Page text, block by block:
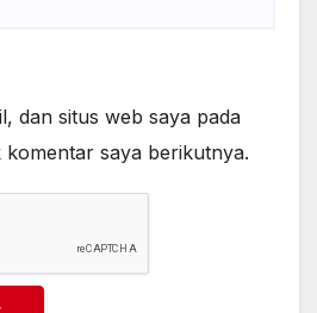
dan situs web saya pada
saya berikutnya.